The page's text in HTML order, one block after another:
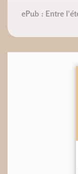
ePub : Entre